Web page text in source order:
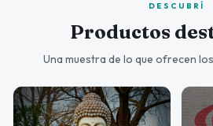
DESCUBRÍ
Productos
Una muestra de lo que ofrecen